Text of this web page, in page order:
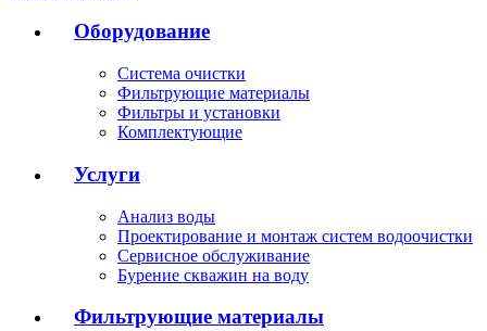
Оборудование
Система очистки
Фильтрующие материалы
Фильтры и установки
Комплектующие
Услуги
Анализ воды
Проектирование и монтаж систем водоочистки
Сервисное обслуживание
Бурение скважин на воду
Фильтрующие материалы